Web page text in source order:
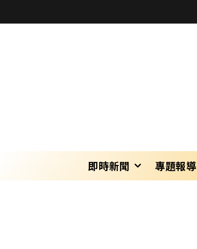
即時新聞 專題報導